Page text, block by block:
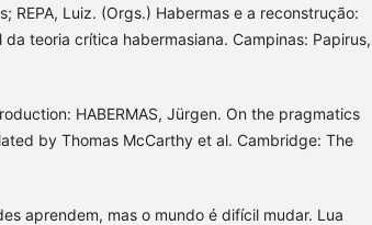
REPA, Luiz. (Orgs.) Habermas e a reconstrução:
teoria crítica habermasiana. Campinas: Papirus,
HABERMAS, Jürgen. On the pragmatics
by Thomas McCarthy et al. Cambridge: The
aprendem, mas o mundo é difícil mudar. Lua